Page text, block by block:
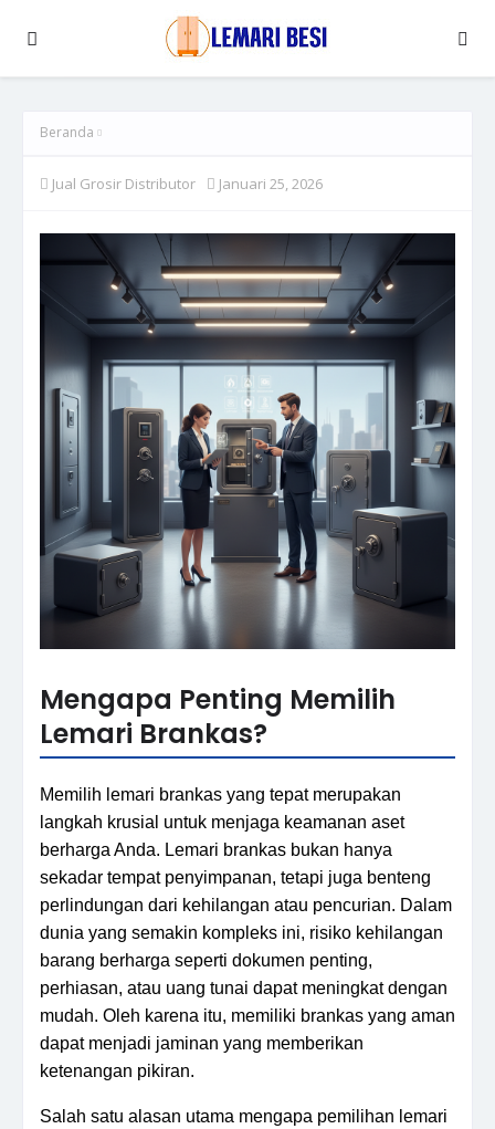
Beranda
Jual Grosir Distributor Januari 25, 2026
Mengapa Penting Memilih
Lemari Brankas?
Memilih lemari brankas yang tepat merupakan
langkah krusial untuk menjaga keamanan aset
berharga Anda. Lemari brankas bukan hanya
sekadar tempat penyimpanan, tetapi juga benteng
perlindungan dari kehilangan atau pencurian. Dalam
dunia yang semakin kompleks ini, risiko kehilangan
barang berharga seperti dokumen penting,
perhiasan, atau uang tunai dapat meningkat dengan
mudah. Oleh karena itu, memiliki brankas yang aman
dapat menjadi jaminan yang memberikan
ketenangan pikiran.
Salah satu alasan utama mengapa pemilihan lemari